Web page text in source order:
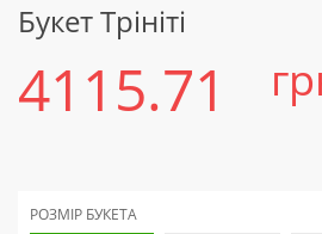
Букет Трініті
4115.71
РОЗМІР БУКЕТА